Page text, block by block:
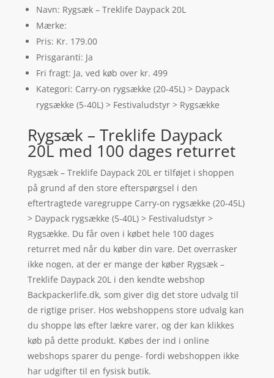
Navn: Rygsæk – Treklife Daypack 20L
Mærke:
Pris: Kr. 179.00
Prisgaranti: Ja
Fri fragt: Ja, ved køb over kr. 499
Kategori: Carry-on rygsække (20-45L) > Daypack
rygsække (5-40L) > Festivaludstyr > Rygsække
Rygsæk – Treklife Daypack
20L med 100 dages returret
Rygsæk – Treklife Daypack 20L er tilføjet i shoppen
på grund af den store efterspørgsel i den
eftertragtede varegruppe Carry-on rygsække (20-45L)
> Daypack rygsække (5-40L) > Festivaludstyr >
Rygsække. Du får oven i købet hele 100 dages
returret med når du køber din vare. Det overrasker
ikke nogen, at der er mange der køber Rygsæk –
Treklife Daypack 20L i den kendte webshop
Backpackerlife.dk, som giver dig det store udvalg til
de rigtige priser. Hos webshoppens store udvalg kan
du shoppe løs efter lækre varer, og der kan klikkes
køb på dette produkt. Købes der ind i online
webshops sparer du penge- fordi webshoppen ikke
har udgifter til en fysisk butik.